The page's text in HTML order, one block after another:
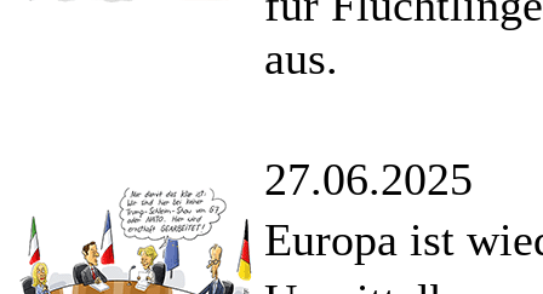
aus.
27.06.2025
Europa ist